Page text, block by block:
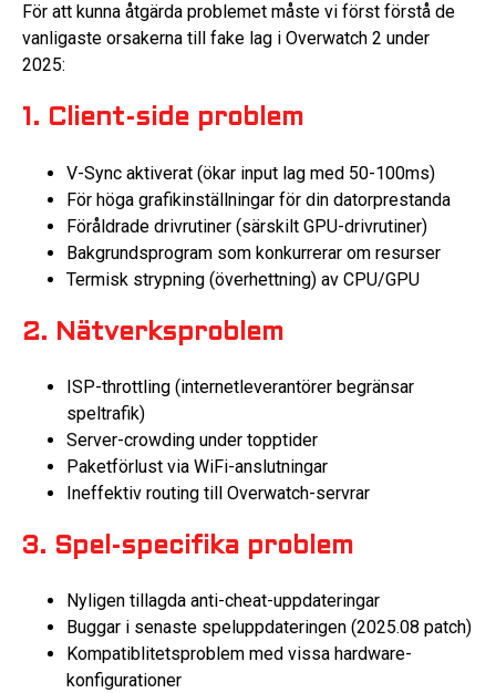
För att kunna åtgärda problemet måste vi först förstå de
vanligaste orsakerna till fake lag i Overwatch 2 under
2025:
1. Client-side problem
V-Sync aktiverat (ökar input lag med 50-100ms)
För höga grafikinställningar för din datorprestanda
Föråldrade drivrutiner (särskilt GPU-drivrutiner)
Bakgrundsprogram som konkurrerar om resurser
Termisk strypning (överhettning) av CPU/GPU
2. Nätverksproblem
ISP-throttling (internetleverantörer begränsar
speltrafik)
Server-crowding under topptider
Paketförlust via WiFi-anslutningar
Ineffektiv routing till Overwatch-servrar
3. Spel-specifika problem
Nyligen tillagda anti-cheat-uppdateringar
Buggar i senaste speluppdateringen (2025.08 patch)
Kompatiblitetsproblem med vissa hardware-
konfigurationer